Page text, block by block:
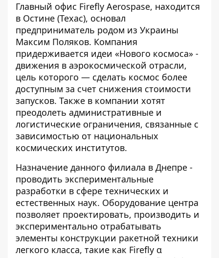
Главный офис Firefly Aerospase, находится
в Остине (Техас), основал
предприниматель родом из Украины
Максим Поляков. Компания
придерживается идеи «Нового космоса» -
движения в аэрокосмической отрасли,
цель которого — сделать космос более
доступным за счет снижения стоимости
запусков. Также в компании хотят
преодолеть административные и
логистические ограничения, связанные с
зависимостью от национальных
космических институтов.
Назначение данного филиала в Днепре -
проводить экспериментальные
разработки в сфере технических и
естественных наук. Оборудование центра
позволяет проектировать, производить и
экспериментально отрабатывать
элементы конструкции ракетной техники
легкого класса, такие как Firefly α